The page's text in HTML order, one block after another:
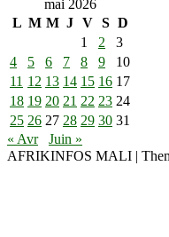
mai 2026
L M M J V S D
1
2
3
4
5 6 7 8 9
10
11 12 13 14 15 16 17
18 19 20 21 22 23 24
25 26 27 28 29 30 31
« Avr
Juin »
AFRIKINFOS MALI |